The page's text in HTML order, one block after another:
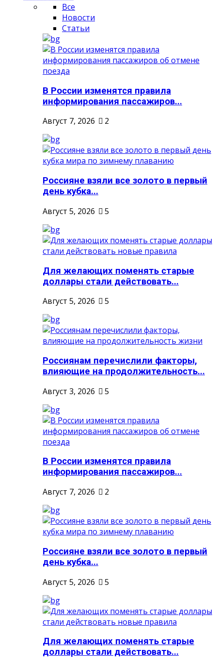
Все
Новости
Статьи
В России изменятся правила
информирования пассажиров...
Август 7, 2026
2
Россияне взяли все золото в первый
день кубка...
Август 5, 2026
5
Для желающих поменять старые
доллары стали действовать...
Август 5, 2026
5
Россиянам перечислили факторы,
влияющие на продолжительность...
Август 3, 2026
5
В России изменятся правила
информирования пассажиров...
Август 7, 2026
2
Россияне взяли все золото в первый
день кубка...
Август 5, 2026
5
Для желающих поменять старые
доллары стали действовать...